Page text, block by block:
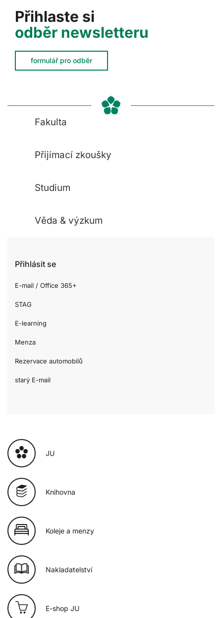
Přihlaste si
odběr newsletteru
formulář pro odběr
Fakulta
Přijímací zkoušky
Studium
Věda & výzkum
Přihlásit se
E-mail / Office 365+
STAG
E-learning
Menza
Rezervace automobilů
starý E-mail
JU
Knihovna
Koleje a menzy
Nakladatelství
E-shop JU